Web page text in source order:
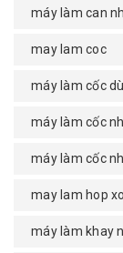
máy làm can
may lam coc
máy làm cốc
máy làm cốc
máy làm cốc
may lam hop
máy làm khay